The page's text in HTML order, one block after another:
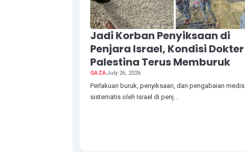
Jadi Korban Penyiksaan di
Penjara Israel, Kondisi Dokter
Palestina Terus Memburuk
GAZAJuly 26, 2026
Perlakuan buruk, penyiksaan, dan pengabaian medis
sistematis oleh Israel di penj...